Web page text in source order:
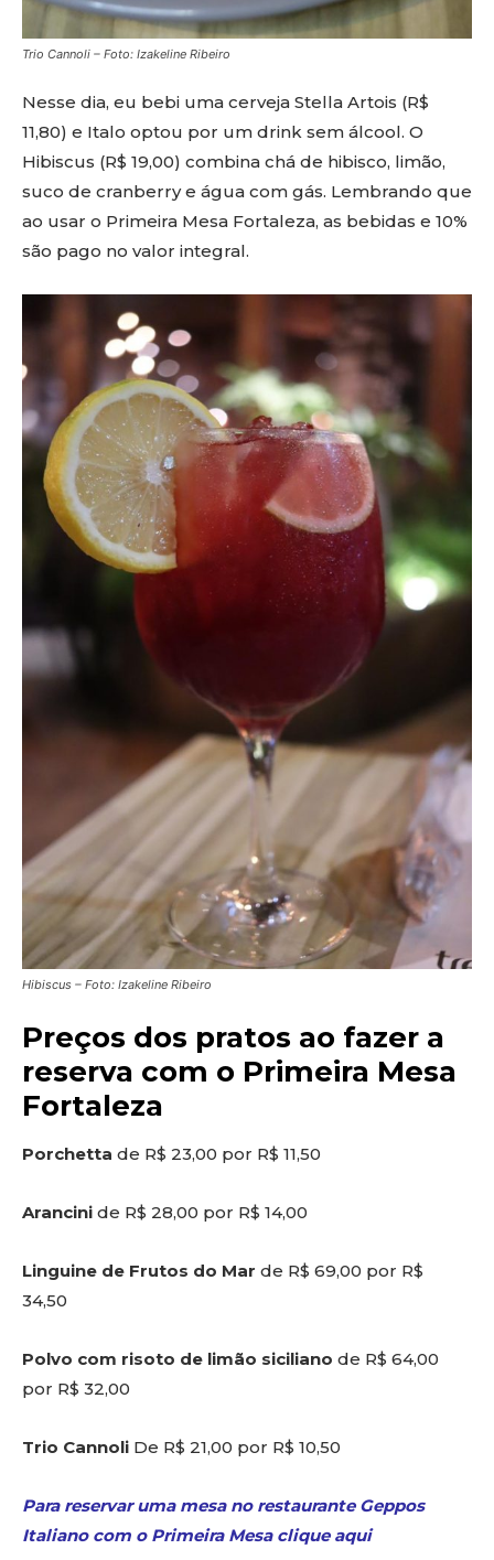
Trio Cannoli – Foto: Izakeline Ribeiro
Nesse dia, eu bebi uma cerveja Stella Artois (R$
11,80) e Italo optou por um drink sem álcool. O
Hibiscus (R$ 19,00) combina chá de hibisco, limão,
suco de cranberry e água com gás. Lembrando que
ao usar o Primeira Mesa Fortaleza, as bebidas e 10%
são pago no valor integral.
Hibiscus – Foto: Izakeline Ribeiro
Preços dos pratos ao fazer a
reserva com o Primeira Mesa
Fortaleza
Porchetta de R$ 23,00 por R$ 11,50
Arancini de R$ 28,00 por R$ 14,00
Linguine de Frutos do Mar de R$ 69,00 por R$
34,50
Polvo com risoto de limão siciliano de R$ 64,00
por R$ 32,00
Trio Cannoli De R$ 21,00 por R$ 10,50
Para reservar uma mesa no restaurante Geppos
Italiano com o Primeira Mesa clique aqui